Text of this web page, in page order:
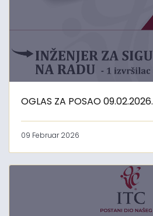
OGLAS ZA POSAO 09.02.2026.
09 Februar 2026